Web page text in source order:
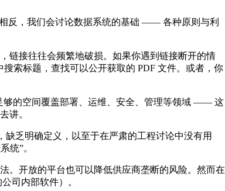
反，我们会讨论数据系统的基础 —— 各种原则与利
链接往往会频繁地破损。如果你遇到链接断开的情
索标题，查找可以公开获取的 PDF 文件。或者，你
够的空间覆盖部署、运维、安全、管理等领域 —— 这
讲。
乏明确定义，以至于在严肃的工程讨论中没有用
统”。
。开放的平台也可以降低供应商垄断的风险。然而在
司内部软件）。